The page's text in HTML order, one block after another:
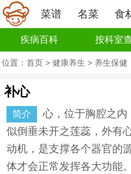
菜谱 名菜 食
疾病百科 按科室
位置： 首页 > 健康养生 > 养生保健
补心
简介
心，位于胸腔之
似倒垂未开之莲蕊，外有
动机，是支撑各个器官的
体才会正常发挥各大功能